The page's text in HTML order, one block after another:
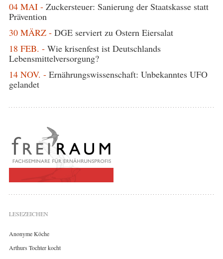
04 MAI - Zuckersteuer: Sanierung der Staatskasse statt
Prävention
30 MÄRZ - DGE serviert zu Ostern Eiersalat
18 FEB. - Wie krisenfest ist Deutschlands
Lebensmittelversorgung?
14 NOV. - Ernährungswissenschaft: Unbekanntes UFO
gelandet
LESEZEICHEN
Anonyme Köche
Arthurs Tochter kocht